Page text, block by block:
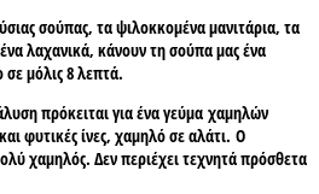
σούπας, τα ψιλοκκομένα μανιτάρια, τα
λαχανικά, κάνουν τη σούπα μας ένα
μόλις 8 λεπτά.
πρόκειται για ένα γεύμα χαμηλών
φυτικές ίνες, χαμηλό σε αλάτι. Ο
χαμηλός. Δεν περιέχει τεχνητά πρόσθετα